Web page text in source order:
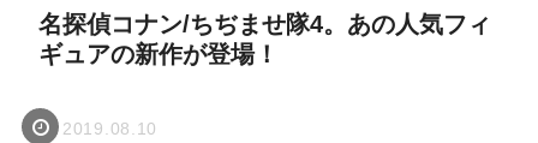
名探偵コナン/ちぢませ隊4。あの人気フィ
ギュアの新作が登場！
2019.08.10